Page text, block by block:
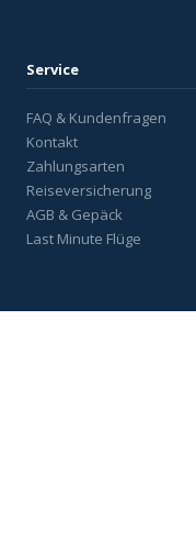
Service
FAQ & Kundenfragen
Kontakt
Zahlungsarten
Reiseversicherung
AGB & Gepäck
Last Minute Flüge